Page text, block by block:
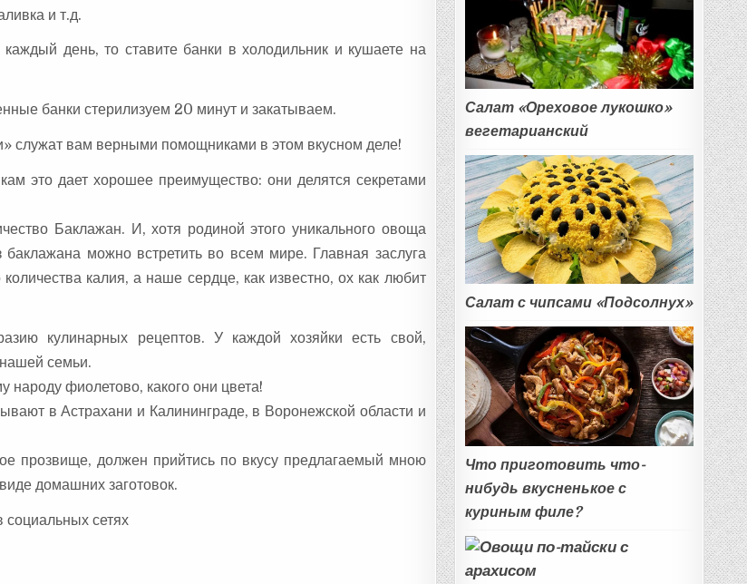
и т.д.
день, то ставите банки в холодильник и кушаете на
банки стерилизуем 20 минут и закатываем.
служат вам верными помощниками в этом вкусном деле!
это дает хорошее преимущество: они делятся секретами
Баклажан. И, хотя родиной этого уникального овоща
можно встретить во всем мире. Главная заслуга
калия, а наше сердце, как известно, ох как любит
кулинарных рецептов. У каждой хозяйки есть свой,
семьи.
фиолетово, какого они цвета!
в Астрахани и Калининграде, в Воронежской области и
прозвище, должен прийтись по вкусу предлагаемый мною
домашних заготовок.
социальных сетях
Салат «Ореховое лукошко»
вегетарианский
Салат с чипсами «Подсолнух»
Что приготовить что-
нибудь вкусненькое с
куриным филе?